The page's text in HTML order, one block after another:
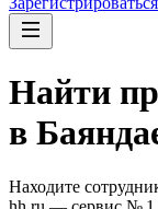
Найти
в
Находите